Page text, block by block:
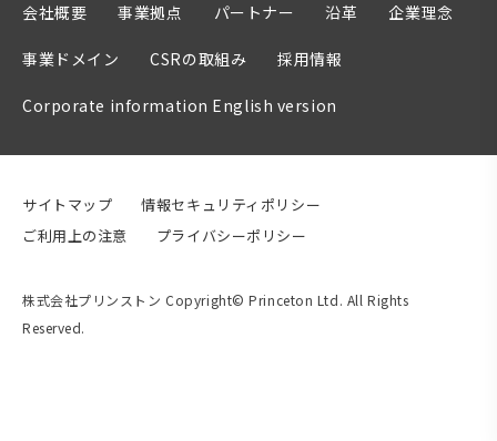
会社概要 事業拠点 パートナー 沿革 企業理念
事業ドメイン CSRの取組み 採用情報
Corporate information English version
サイトマップ
情報セキュリティポリシー
ご利用上の注意
プライバシーポリシー
株式会社プリンストン Copyright© Princeton Ltd. All Rights
Reserved.